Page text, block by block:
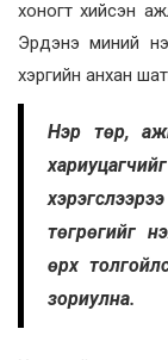
хоногт хийсэн
Эрдэнэ миний
хэргийн анхан
Нэр төр,
төгрөгийг
өрх
зориулна.